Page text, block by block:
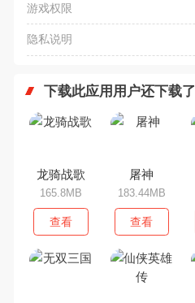
游戏权限
隐私说明
下载此应用用户还下载了
龙骑战歌
165.8MB
查看
屠神
183.44MB
查看